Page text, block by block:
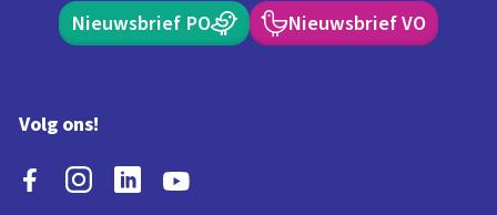
Nieuwsbrief PO Nieuwsbrief VO
Volg ons!